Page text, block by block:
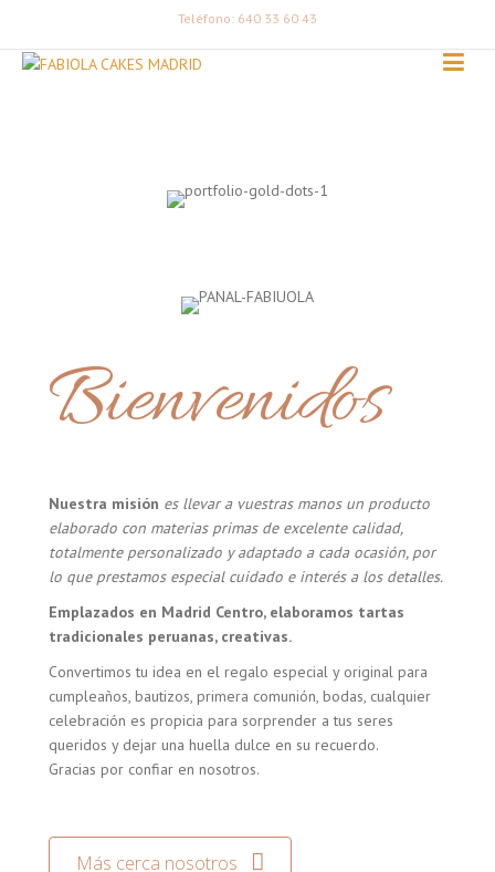
Teléfono: 640 33 60 43
Bienvenidos
Nuestra misión es llevar a vuestras manos un producto
elaborado con materias primas de excelente calidad,
totalmente personalizado y adaptado a cada ocasión, por
lo que prestamos especial cuidado e interés a los detalles.
Emplazados en Madrid Centro, elaboramos tartas
tradicionales peruanas, creativas.
Convertimos tu idea en el regalo especial y original para
cumpleaños, bautizos, primera comunión, bodas, cualquier
celebración es propicia para sorprender a tus seres
queridos y dejar una huella dulce en su recuerdo.
Gracias por confiar en nosotros.
Más cerca nosotros